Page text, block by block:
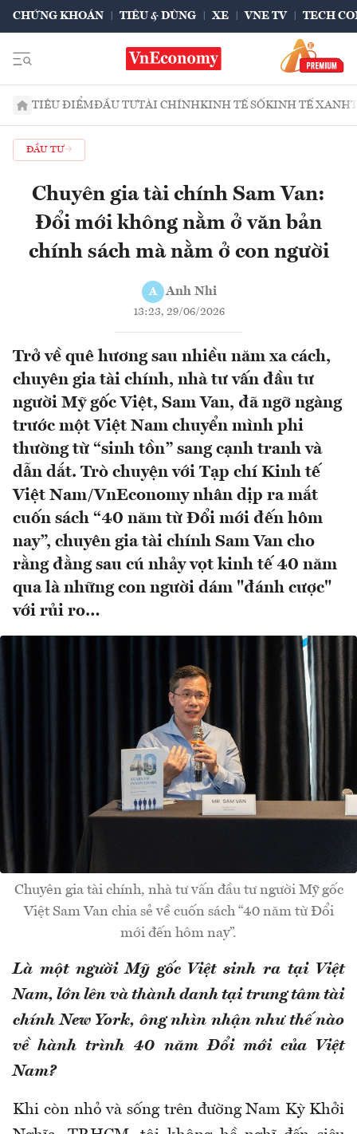
CHỨNG KHOÁN TIÊU & DÙNG XE VNE TV TECH
TIÊU ĐIỂMĐẦU TƯTÀI CHÍNHKINH TẾ SỐKINH TẾ XANH
ĐẦU TƯ
Chuyên gia tài chính Sam Van:
Đổi mới không nằm ở văn bản
chính sách mà nằm ở con người
A Anh Nhi
13:23, 29/06/2026
Trở về quê hương sau nhiều năm xa cách,
chuyên gia tài chính, nhà tư vấn đầu tư
người Mỹ gốc Việt, Sam Van, đã ngỡ ngàng
trước một Việt Nam chuyển mình phi
thường từ “sinh tồn” sang cạnh tranh và
dẫn dắt. Trò chuyện với Tạp chí Kinh tế
Việt Nam/VnEconomy nhân dịp ra mắt
cuốn sách “40 năm từ Đổi mới đến hôm
nay”, chuyên gia tài chính Sam Van cho
rằng đằng sau cú nhảy vọt kinh tế 40 năm
qua là những con người dám "đánh cược"
với rủi ro…
Chuyên gia tài chính, nhà tư vấn đầu tư người Mỹ gốc
Việt Sam Van chia sẻ về cuốn sách “40 năm từ Đổi
mới đến hôm nay”.
Là một người Mỹ gốc Việt sinh ra tại Việt
Nam, lớn lên và thành danh tại trung tâm tài
chính New York, ông nhìn nhận như thế nào
về hành trình 40 năm Đổi mới của Việt
Nam?
Khi còn nhỏ và sống trên đường Nam Kỳ Khởi